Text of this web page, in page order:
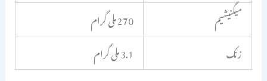
میگنیشیم
270 ملی گرام
زنک
3.1 ملی گرام